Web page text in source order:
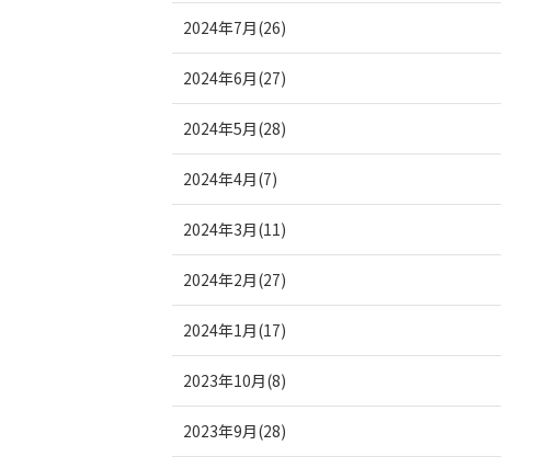
2024年7月(26)
2024年6月(27)
2024年5月(28)
2024年4月(7)
2024年3月(11)
2024年2月(27)
2024年1月(17)
2023年10月(8)
2023年9月(28)